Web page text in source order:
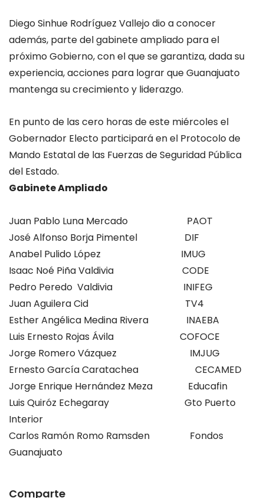
Diego Sinhue Rodríguez Vallejo dio a conocer
además, parte del gabinete ampliado para el
próximo Gobierno, con el que se garantiza, dada su
experiencia, acciones para lograr que Guanajuato
mantenga su crecimiento y liderazgo.
En punto de las cero horas de este miércoles el
Gobernador Electo participará en el Protocolo de
Mando Estatal de las Fuerzas de Seguridad Pública
del Estado.
Gabinete Ampliado
Juan Pablo Luna Mercado
PAOT
José Alfonso Borja Pimentel DIF
Anabel Pulido López
IMUG
Isaac Noé Piña Valdivia
CODE
Pedro Peredo Valdivia
INIFEG
Juan Aguilera Cid
TV4
Esther Angélica Medina Rivera INAEBA
Luis Ernesto Rojas Ávila
COFOCE
Jorge Romero Vázquez
IMJUG
Ernesto García Caratachea
CECAMED
Jorge Enrique Hernández Meza Educafin
Luis Quiróz Echegaray
Gto Puerto
Interior
Carlos Ramón Romo Ramsden Fondos
Guanajuato
Comparte